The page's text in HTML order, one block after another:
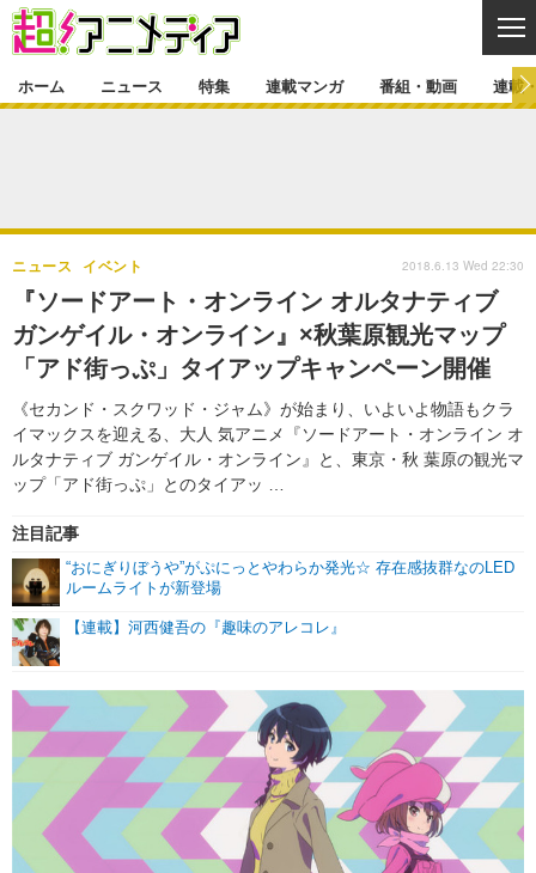
ゲーム・アプリ マンガ
グッズ イベント
声優 コスプレ
舞台 新帝スタ
特集一覧 カバー
ラキりす
連載マンガ
番組・動画
番組・動画一覧 ラジオ
動画
連載・ブログ
連載・ブログ一覧
編集部ブログ・お知らせ
ホーム ニュース 特集 連載マンガ 番組・動画 連載
『ソードアート・オンライン オルタナティブ
ガンゲイル・オンライン』×秋葉原観光マップ
「アド街っぷ」タイアップキャンペーン開催
《セカンド・スクワッド・ジャム》が始まり、いよいよ物語もクラ
イマックスを迎える、大人 気アニメ『ソードアート・オンライン オ
ルタナティブ ガンゲイル・オンライン』と、東京・秋 葉原の観光マ
ップ「アド街っぷ」とのタイアッ …
ニュース イベント
注目記事
“おにぎりぼうや”がぷにっとやわらか発光☆ 存在感抜群なのLED
ルームライトが新登場
【連載】河西健吾の『趣味のアレコレ』
2018.6.13 Wed 22:30